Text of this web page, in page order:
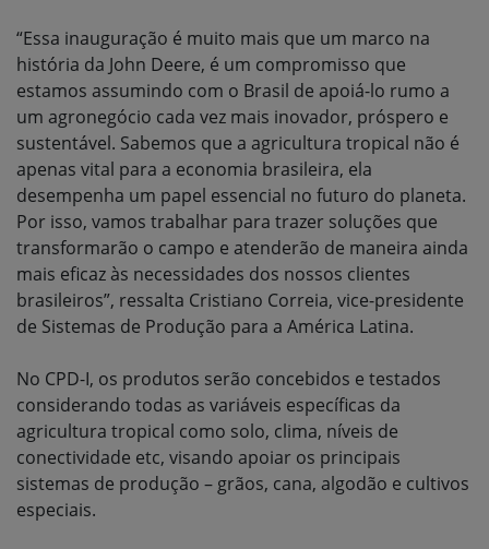
“Essa inauguração é muito mais que um marco na
história da John Deere, é um compromisso que
estamos assumindo com o Brasil de apoiá-lo rumo a
um agronegócio cada vez mais inovador, próspero e
sustentável. Sabemos que a agricultura tropical não é
apenas vital para a economia brasileira, ela
desempenha um papel essencial no futuro do planeta.
Por isso, vamos trabalhar para trazer soluções que
transformarão o campo e atenderão de maneira ainda
mais eficaz às necessidades dos nossos clientes
brasileiros”, ressalta Cristiano Correia, vice-presidente
de Sistemas de Produção para a América Latina.
No CPD-I, os produtos serão concebidos e testados
considerando todas as variáveis específicas da
agricultura tropical como solo, clima, níveis de
conectividade etc, visando apoiar os principais
sistemas de produção – grãos, cana, algodão e cultivos
especiais.